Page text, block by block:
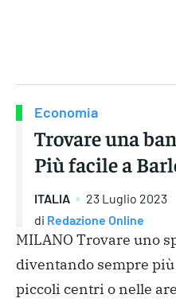
Economia
Trovare una
Più facile a
ITALIA
23 Luglio 2023
di Redazione Online
MILANO Trovare uno
diventando sempre
piccoli centri o nelle